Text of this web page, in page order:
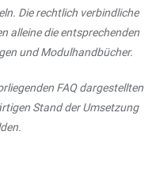
Die rechtlich verbindliche
alleine die entsprechenden
und Modulhandbücher.
FAQ dargestellten
Stand der Umsetzung